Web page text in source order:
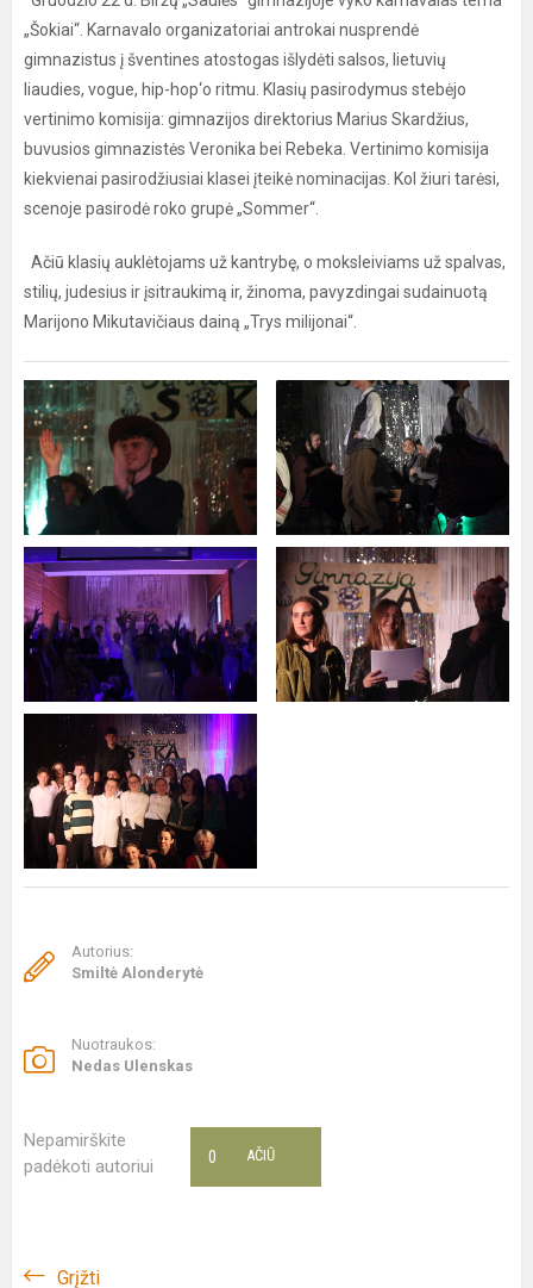
„Šokiai“. Karnavalo organizatoriai antrokai nusprendė
gimnazistus į šventines atostogas išlydėti salsos, lietuvių
liaudies, vogue, hip-hop‘o ritmu. Klasių pasirodymus stebėjo
vertinimo komisija: gimnazijos direktorius Marius Skardžius,
buvusios gimnazistės Veronika bei Rebeka. Vertinimo komisija
kiekvienai pasirodžiusiai klasei įteikė nominacijas. Kol žiuri tarėsi,
scenoje pasirodė roko grupė „Sommer“.
Ačiū klasių auklėtojams už kantrybę, o moksleiviams už spalvas,
stilių, judesius ir įsitraukimą ir, žinoma, pavyzdingai sudainuotą
Marijono Mikutavičiaus dainą „Trys milijonai“.
Autorius:
Smiltė Alonderytė
Nuotraukos:
Nedas Ulenskas
Nepamirškite
padėkoti autoriui
AČIŪ
0
Grįžti